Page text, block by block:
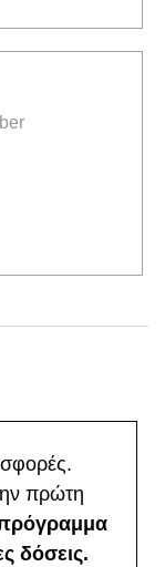
πρώτη
δόσεις.